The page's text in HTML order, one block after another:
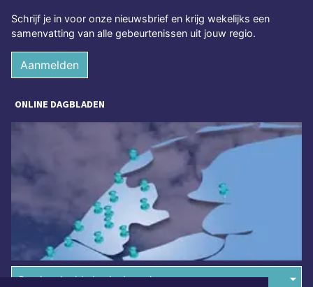
Schrijf je in voor onze nieuwsbrief en krijg wekelijks een
samenvatting van alle gebeurtenissen uit jouw regio.
Aanmelden
ONLINE DAGBLADEN
Overige dagbladen in de regio